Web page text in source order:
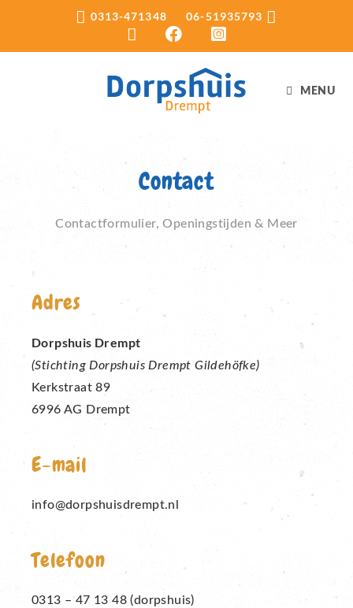
0313-471348 06-51935793
MENU
Contact
Contactformulier, Openingstijden & Meer
Adres
Dorpshuis Drempt
(Stichting Dorpshuis Drempt Gildehöfke)
Kerkstraat 89
6996 AG Drempt
E-mail
info@dorpshuisdrempt.nl
Telefoon
0313 – 47 13 48 (dorpshuis)